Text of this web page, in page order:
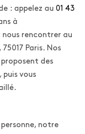
: appelez au 01 43
à
nous rencontrer au
Paris. Nos
des
vous
personne, notre